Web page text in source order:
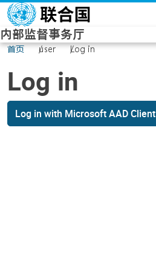
Skip to main content
内部监督事务厅
首页 user Log in
Log in
Log in with Microsoft AAD Client